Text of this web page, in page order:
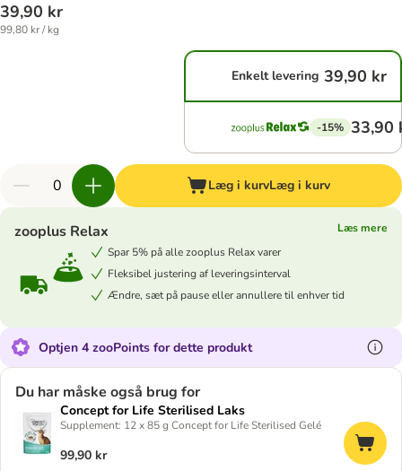
39,90 kr
99,80 kr / kg
Enkelt levering 39,90 kr
-15% 33,90
Læg i kurvLæg i kurv
zooplus Relax
Læs mere
Spar 5% på alle zooplus Relax varer
Fleksibel justering af leveringsinterval
Ændre, sæt på pause eller annullere til enhver tid
Optjen 4 zooPoints for dette produkt
Du har måske også brug for
Concept for Life Sterilised Laks
Supplement: 12 x 85 g Concept for Life Sterilised Gelé
99,90 kr